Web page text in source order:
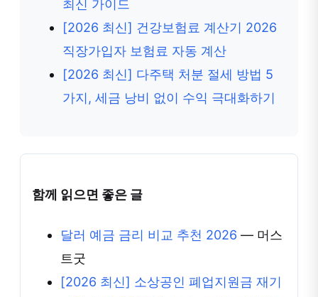
최신 가이드
[2026 최신] 건강보험료 계산기 2026
직장가입자 보험료 자동 계산
[2026 최신] 다주택 처분 절세 방법 5
가지, 세금 낭비 없이 수익 극대화하기
함께 읽으면 좋은 글
달러 예금 금리 비교 추천 2026 — 머스
트굿
[2026 최신] 소상공인 폐업지원금 재기